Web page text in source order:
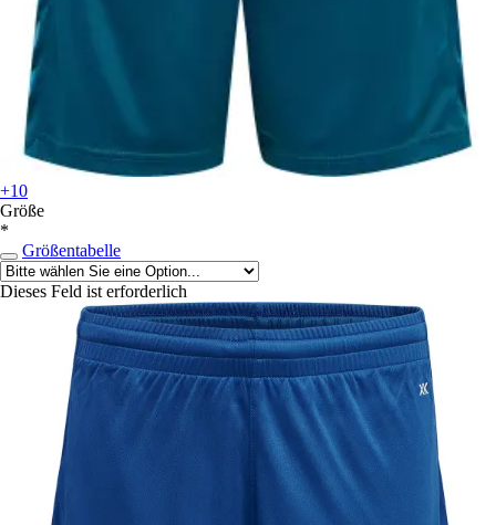
+10
Größe
*
Größentabelle
Dieses Feld ist erforderlich